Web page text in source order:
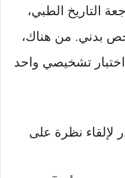
التاريخ الطبي،
بدني. من هناك،
تشخيصي واحد
لإلقاء نظرة على